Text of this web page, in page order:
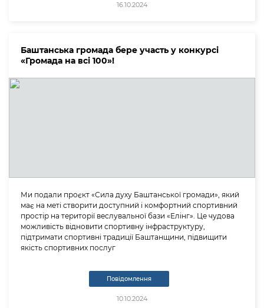
16.10.2024
Баштанська громада бере участь у конкурсі
«Громада на всі 100»!
Ми подали проєкт «Сила духу Баштанської громади», який
має на меті створити доступний і комфортний спортивний
простір на території веслувальної бази «Елінг». Це чудова
можливість відновити спортивну інфраструктуру,
підтримати спортивні традиції Баштанщини, підвищити
якість спортивних послуг
Повідомлення
10.10.2024